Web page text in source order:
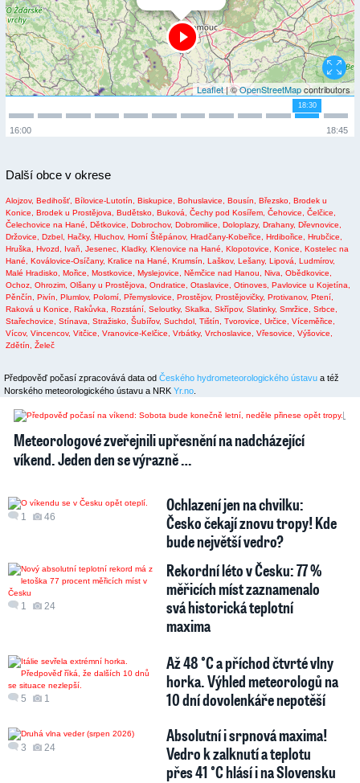
Leaflet| ©OpenStreetMapcontributors
18:30
18:45
16:00
Další obce v okrese
Alojzov, Bedihošť, Bílovice-Lutotín, Biskupice, Bohuslavice, Bousín, Březsko, Brodek u
Konice,
Brodek u Prostějova, Budětsko, Buková, Čechy pod Kosířem, Čehovice,
Čelčice,
Čelechovice na Hané,
Dětkovice, Dobrochov, Dobromilice, Doloplazy, Drahany, Dřevnovice,
Držovice,
Dzbel, Hačky, Hluchov, Horní Štěpánov, Hradčany-Kobeřice, Hrdibořice,
Hrubčice,
Hruška,
Hvozd, Ivaň, Jesenec, Kladky, Klenovice na Hané, Klopotovice, Konice,
Kostelec na
Hané,
Koválovice-Osíčany, Kralice na Hané, Krumsín, Laškov, Lešany, Lipová,
Ludmírov,
Malé Hradisko, Mořice, Mostkovice, Myslejovice, Němčice nad Hanou, Niva,
Obědkovice,
Ochoz, Ohrozim, Olšany u Prostějova, Ondratice, Otaslavice, Otinoves, Pavlovice u Kojetína,
Pěnčín,
Pivín, Plumlov, Polomí, Přemyslovice, Prostějov, Prostějovičky, Protivanov, Ptení,
Raková u Konice,
Rakůvka, Rozstání, Seloutky, Skalka, Skřípov, Slatinky, Smržice,
Srbce,
Stařechovice,
Stínava, Stražisko, Šubířov, Suchdol, Tištín, Tvorovice, Určice,
Víceměřice,
Vícov, Vincencov, Vitčice, Vranovice-Kelčice, Vrbátky, Vrchoslavice, Vřesovice,
Výšovice,
Zdětín,
Želeč
Předpověď počasí zpracovává data od Českého hydrometeorologického ústavu a též
Norského meteorologického ústavu a NRK Yr.no
2 1
Meteorologové zveřejnili upřesnění na nadcházející
víkend. Jeden den se výrazně …
1 46
Ochlazení jen na chvilku:
Česko čekají znovu tropy! Kde
bude největší vedro?
1 24
Rekordní léto v Česku: 77 %
měřicích míst zaznamenalo
svá historická teplotní
maxima
5 1
Až 48 °C a příchod čtvrté vlny
horka. Výhled meteorologů na
10 dní dovolenkáře nepotěší
3 24
Absolutní i srpnová maxima!
Vedro k zalknutí a teplotu
přes 41 °C hlásí i na Slovensku